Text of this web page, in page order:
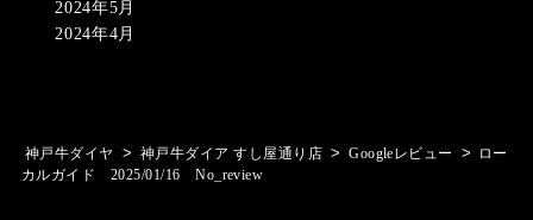
2024年5月
2024年4月
神戸牛ダイヤ > 神戸牛ダイア すし屋通り店 > Googleレビュー >
ロー
カルガイド 2025/01/16 No_review